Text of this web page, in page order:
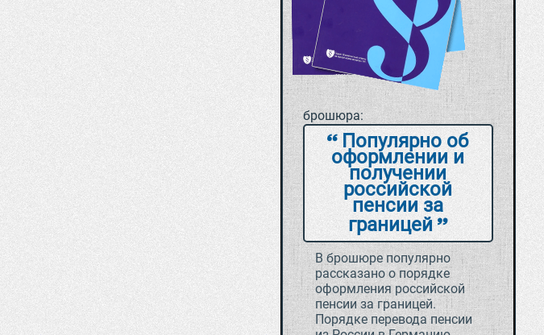
брошюра:
Популярно об
оформлении и
получении
российской
пенсии за
границей
В брошюре популярно
рассказано о порядке
оформления российской
пенсии за границей.
Порядке перевода пенсии